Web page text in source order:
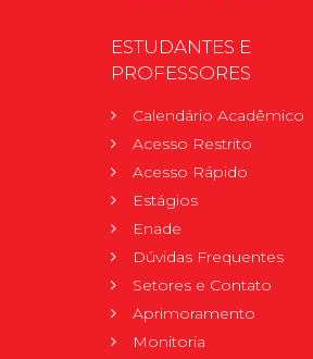
ESTUDANTES E
PROFESSORES
Calendário Acadêmico
Acesso Restrito
Acesso Rápido
Estágios
Enade
Dúvidas Frequentes
Setores e Contato
Aprimoramento
Monitoria